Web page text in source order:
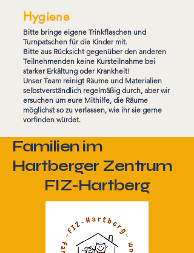
Hygiene
Bitte bringe eigene Trinkflaschen und
Turnpatschen für die Kinder mit.
Bitte aus Rücksicht gegenüber den anderen
Teilnehmenden keine Kursteilnahme bei
starker Erkältung oder Krankheit!
Unser Team reinigt Räume und Materialien
selbstverständlich regelmäßig durch, aber wir
ersuchen um eure Mithilfe, die Räume
möglichst so zu verlassen, wie ihr sie gerne
vorfinden würdet.
Familien im
Hartberger Zentrum
FIZ-Hartberg